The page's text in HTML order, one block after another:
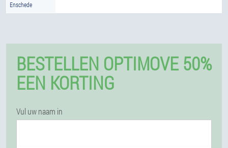
Enschede
BESTELLEN OPTIMOVE 50%
EEN KORTING
Vul uw naam in